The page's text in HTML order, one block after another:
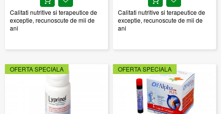
Calitati nutritive si terapeutice de
exceptie, recunoscute de mii de
ani
Calitati nutritive si terapeutice de
exceptie, recunoscute de mii de
ani
OFERTA SPECIALA OFERTA SPECIALA